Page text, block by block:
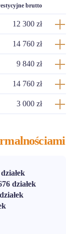
brutto
12 300 zł
14 760 zł
9 840 zł
14 760 zł
3 000 zł
działek